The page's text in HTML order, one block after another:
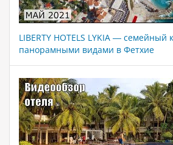
LIBERTY HOTELS LYKIA — семейный
панорамными видами в Фетхие